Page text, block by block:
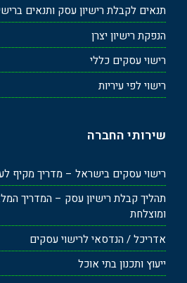
תנאים לקבלת רישיון עסק ותנאים
הנפקת רישיון יצרן
רישוי עסקים כללי
רישוי לפי עיריות
שירותי החברה
רישוי עסקים בישראל – מדריך מקיף
תהליך קבלת רישיון עסק – המדריך
ומוצלחת
אדריכל / הנדסאי לרישוי עסקים
ייעוץ ותכנון בתי אוכל